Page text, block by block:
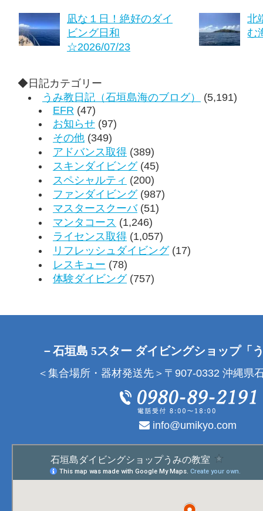
凪な１日！絶好のダイ
ビング日和
☆2026/07/23
北
む
◆日記カテゴリー
うみ教日記（石垣島海のブログ）
(5,191)
EFR (47)
お知らせ (97)
その他 (349)
アドバンス取得 (389)
スキンダイビング(45)
スペシャルティ (200)
ファンダイビング(987)
マスタースクーバ(51)
マンタコース (1,246)
ライセンス取得 (1,057)
リフレッシュダイビング(17)
レスキュー (78)
体験ダイビング(757)
－石垣島 5スター ダイビングショップ「
＜集合場所・器材発送先＞〒907-0332 沖縄県
info@umikyo.com